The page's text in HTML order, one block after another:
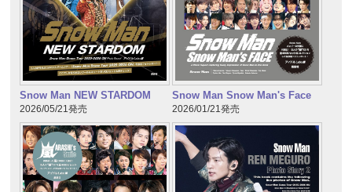
Snow Man NEW STARDOM
2026/05/21発売
Snow Man Snow Man's Face
2026/01/21発売